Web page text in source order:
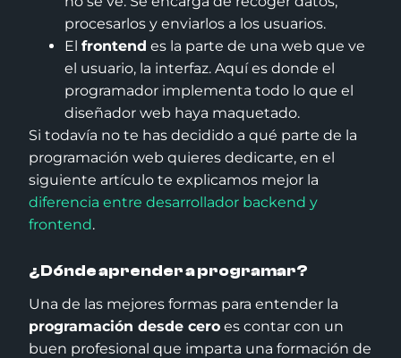
procesarlos y enviarlos a los usuarios.
Elfrontend es la parte de una web que ve
el usuario, la interfaz. Aquí es donde el
programador implementa todo lo que el
diseñador web haya maquetado.
Si todavía no te has decidido a qué parte de la
programación web quieres dedicarte, en el
siguiente artículo te explicamos mejor la
diferencia entre desarrollador backend y
frontend.
¿Dónde aprender a programar?
Una de las mejores formas para entender la
programación desde cero es contar con un
buen profesional que imparta una formación de